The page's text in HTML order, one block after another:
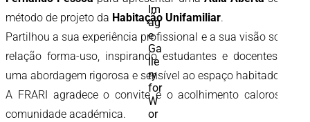
método de projeto da Habitação Unifamiliar.
Partilhou a sua experiência profissional e a sua visão sobre a
relação forma-uso, inspirando estudantes e docentes com
uma abordagem rigorosa e sensível ao espaço habitado.
A FRARI agradece o convite e o acolhimento caloroso da
comunidade académica.